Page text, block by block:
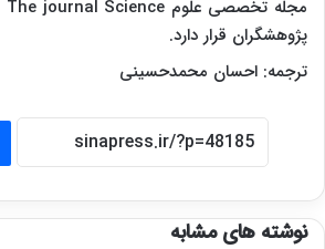
مجله تخصصی علوم The journal Science
پژوهشگران قرار دارد.
ترجمه: احسان محمدحسینی
نوشته های مشابه